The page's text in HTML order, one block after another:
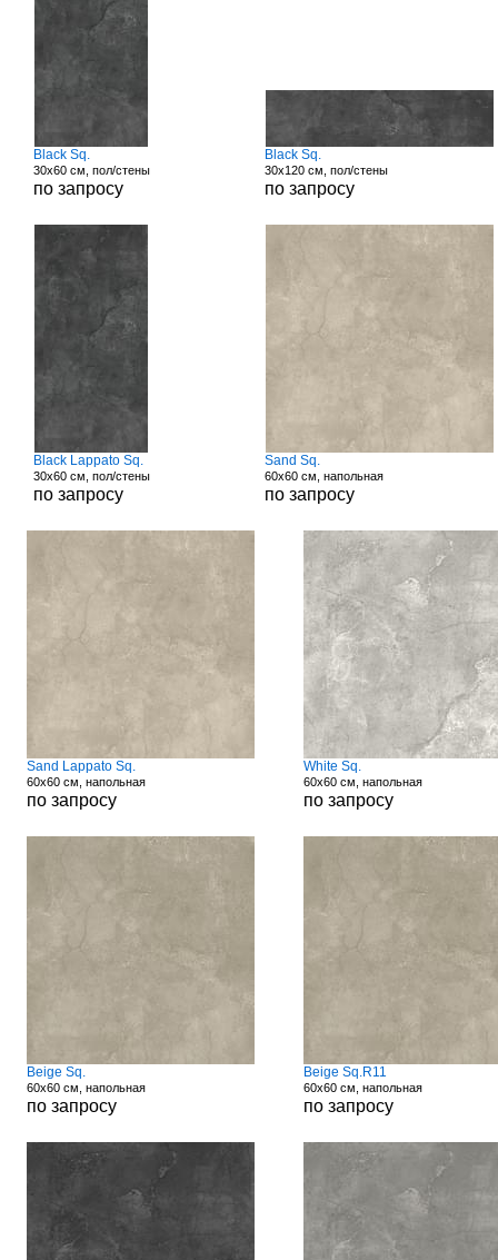
Black Sq.
30x60 см, пол/стены
по запросу
Black Sq.
30x120 см, пол/стены
по запросу
Black Lappato Sq.
30x60 см, пол/стены
по запросу
Sand Sq.
60x60 см, напольная
по запросу
Sand Lappato Sq.
60x60 см, напольная
по запросу
White Sq.
60x60 см, напольная
по запросу
Beige Sq.
60x60 см, напольная
по запросу
Beige Sq.R11
60x60 см, напольная
по запросу